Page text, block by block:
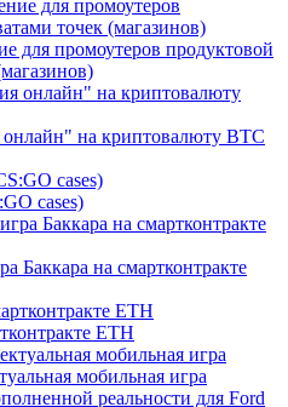
для промоутеров продуктовой
на криптовалюту BTC
cases)
Баккара на смартконтракте
ETH
мобильная игра